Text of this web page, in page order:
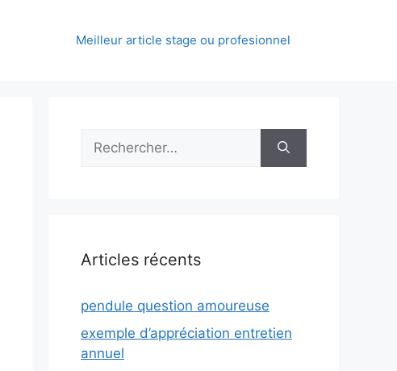
Meilleur article stage ou profesionnel
Rechercher :
Articles récents
pendule question amoureuse
exemple d’appréciation entretien
annuel